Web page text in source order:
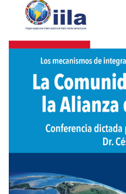
COOPERACIÓN
Patrimonio cultural
Empoderamiento
Justicia y Seguridad
COPOLAD III